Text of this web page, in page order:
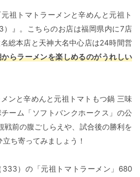
祖トマトラーメンと辛めんと元祖ト
』。こちらのお店は福岡県内に7店
総本店と天神大名中心店は24時間営
らラーメンを楽しめるのがうれしい
ンと辛めんと元祖トマトもつ鍋 三味
ーム「ソフトバンクホークス」の公
戦前の腹ごしらえや、試合後の勝利を
ち寄ってみましょう！
333）の「元祖トマトラーメン」680